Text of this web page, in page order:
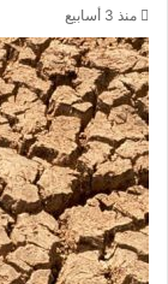
منذ 3 أسابيع